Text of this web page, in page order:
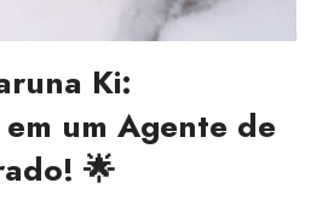
Ki:
um Agente de
🌟